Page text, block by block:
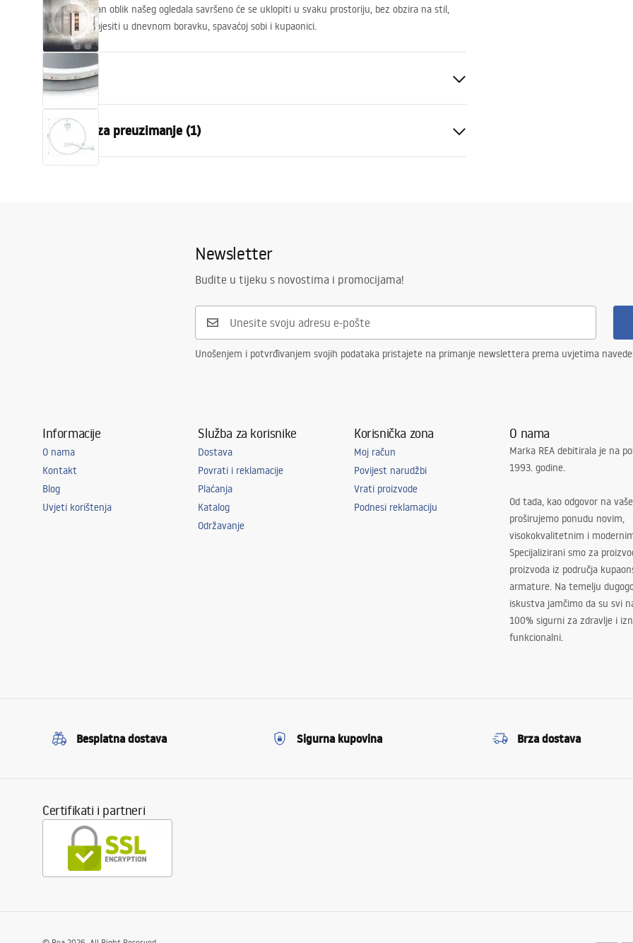
Karakterističan oblik našeg ogledala savršeno će se uklopiti u svaku prostoriju, bez obzira na stil,
možete ga objesiti u dnevnom boravku, spavaćoj sobi i kupaonici.
Svojstva
Visina
20mm
Da
Datoteke za preuzimanje (1)
Newsletter
Budite u tijeku s novostima i promocijama!
Unošenjem i potvrđivanjem svojih podataka pristajete na primanje newslettera prema uvjetima
Informacije
O nama
Kontakt
Blog
Uvjeti korištenja
Služba za korisnike
Dostava
Povrati i reklamacije
Plaćanja
Katalog
Održavanje
Korisnička zona
Moj račun
Povijest narudžbi
Vrati proizvode
Podnesi reklamaciju
O nama
Marka REA debitirala je na
1993. godine.
Od tada, kao odgovor na
proširujemo ponudu novim,
visokokvalitetnim i
Specijalizirani smo za
proizvoda iz područja
armature. Na temelju
iskustva jamčimo da su svi
100% sigurni za zdravlje i
funkcionalni.
Besplatna dostava Sigurna kupovina Brza dostava
Certifikati i partneri